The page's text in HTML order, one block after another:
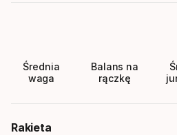
Średnia
waga
Balans na
rączkę
Rakieta